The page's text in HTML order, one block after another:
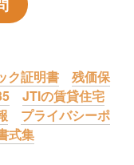
ク証明書
残価保
JTIの賃貸住宅
プライバシーポ
式集